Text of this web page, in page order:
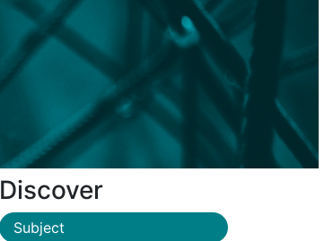
Discover
Subject